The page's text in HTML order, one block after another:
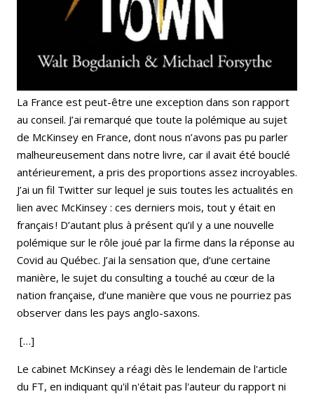
La France est peut-être une exception dans son rapport
au conseil. J’ai remarqué que toute la polémique au sujet
de McKinsey en France, dont nous n’avons pas pu parler
malheureusement dans notre livre, car il avait été bouclé
antérieurement, a pris des proportions assez incroyables.
J’ai un fil Twitter sur lequel je suis toutes les actualités en
lien avec McKinsey : ces derniers mois, tout y était en
français ! D’autant plus à présent qu’il y a une nouvelle
polémique sur le rôle joué par la firme dans la réponse au
Covid au Québec. J’ai la sensation que, d’une certaine
manière, le sujet du consulting a touché au cœur de la
nation française, d’une manière que vous ne pourriez pas
observer dans les pays anglo-saxons.
[…]
Le cabinet McKinsey a réagi dès le lendemain de l'article
du FT, en indiquant qu'il n'était pas l'auteur du rapport ni